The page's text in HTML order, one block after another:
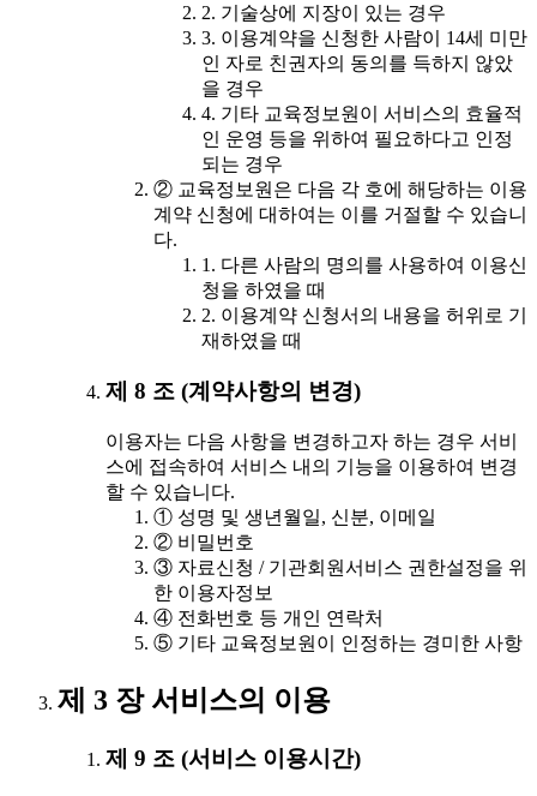
2. 기술상에 지장이 있는 경우
3. 이용계약을 신청한 사람이 14세 미만
인 자로 친권자의 동의를 득하지 않았
을 경우
4. 기타 교육정보원이 서비스의 효율적
인 운영 등을 위하여 필요하다고 인정
되는 경우
② 교육정보원은 다음 각 호에 해당하는 이용
계약 신청에 대하여는 이를 거절할 수 있습니
다.
1. 다른 사람의 명의를 사용하여 이용신
청을 하였을 때
2. 이용계약 신청서의 내용을 허위로 기
재하였을 때
제 8 조 (계약사항의 변경)
이용자는 다음 사항을 변경하고자 하는 경우 서비
스에 접속하여 서비스 내의 기능을 이용하여 변경
할 수 있습니다.
① 성명 및 생년월일, 신분, 이메일
② 비밀번호
③ 자료신청 / 기관회원서비스 권한설정을 위
한 이용자정보
④ 전화번호 등 개인 연락처
⑤ 기타 교육정보원이 인정하는 경미한 사항
제 3 장 서비스의 이용
제 9 조 (서비스 이용시간)